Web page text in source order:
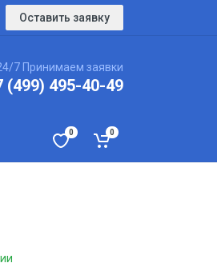
Оставить заявку
7 Принимаем заявки
(499) 495-40-49
0 0